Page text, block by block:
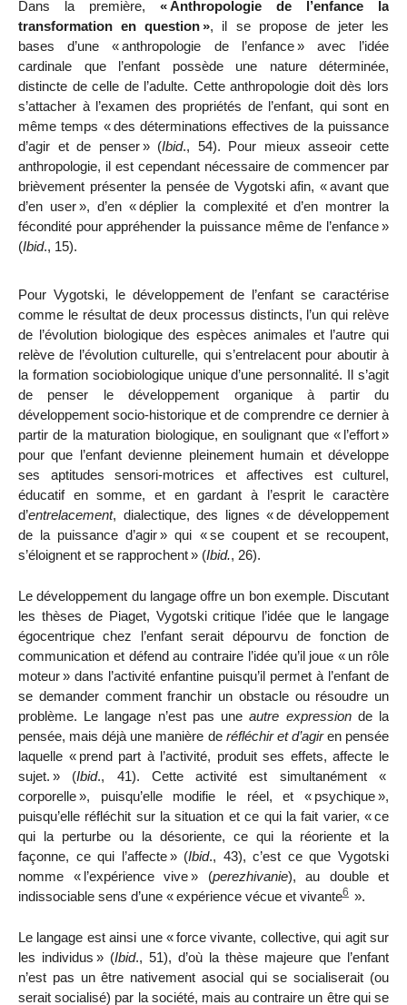
Dans la première, «Anthropologie de l’enfance la
transformation en question», il se propose de jeter les
bases d’une «anthropologie de l’enfance» avec l’idée
cardinale que l’enfant possède une nature déterminée,
distincte de celle de l’adulte. Cette anthropologie doit dès lors
s’attacher à l’examen des propriétés de l’enfant, qui sont en
même temps « des déterminations effectives de la puissance
d’agir et de penser» (Ibid., 54). Pour mieux asseoir cette
anthropologie, il est cependant nécessaire de commencer par
brièvement présenter la pensée de Vygotski afin, « avant que
d’en user», d’en «déplier la complexité et d’en montrer la
fécondité pour appréhender la puissance même de l’enfance»
(Ibid., 15).
Pour Vygotski, le développement de l’enfant se caractérise
comme le résultat de deux processus distincts, l’un qui relève
de l’évolution biologique des espèces animales et l’autre qui
relève de l’évolution culturelle, qui s’entrelacent pour aboutir à
la formation sociobiologique unique d’une personnalité. Il s’agit
de penser le développement organique à partir du
développement socio-historique et de comprendre ce dernier à
partir de la maturation biologique, en soulignant que « l’effort»
pour que l’enfant devienne pleinement humain et développe
ses aptitudes sensori-motrices et affectives est culturel,
éducatif en somme, et en gardant à l’esprit le caractère
d’entrelacement, dialectique, des lignes « de développement
de la puissance d’agir» qui « se coupent et se recoupent,
s’éloignent et se rapprochent» (Ibid., 26).
Le développement du langage offre un bon exemple. Discutant
les thèses de Piaget, Vygotski critique l’idée que le langage
égocentrique chez l’enfant serait dépourvu de fonction de
communication et défend au contraire l’idée qu’il joue « un rôle
moteur» dans l’activité enfantine puisqu’il permet à l’enfant de
se demander comment franchir un obstacle ou résoudre un
problème. Le langage n’est pas uneautre expressionde la
pensée, mais déjà une manière de réfléchir et d’agiren pensée
laquelle « prend part à l’activité, produit ses effets, affecte le
sujet. » (Ibid., 41). Cette activité est simultanément «
corporelle», puisqu’elle modifie le réel, et « psychique»,
puisqu’elle réfléchit sur la situation et ce qui la fait varier, «ce
qui la perturbe ou la désoriente, ce qui la réoriente et la
façonne, ce qui l’affecte» (Ibid., 43), c’est ce que Vygotski
nomme « l’expérience vive» (perezhivanie), au double et
indissociable sens d’une «expérience vécue et vivante6 ».
Le langage est ainsi une «force vivante, collective, qui agit sur
les individus » (Ibid., 51), d’où la thèse majeure que l’enfant
n’est pas un être nativement asocial qui se socialiserait (ou
serait socialisé) par la société, mais au contraire un être qui se